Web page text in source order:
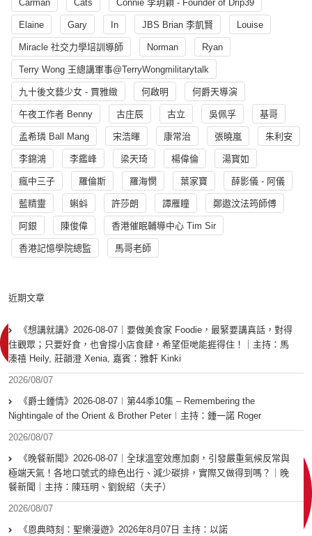
Carman Cats Connie 李玥穎 - Founder of Drip39
Elaine Gary In JBS Brian 李凱賢 Louise
Miracle 社交力學培訓導師 Norman Ryan
Terry Wong 王總講軍事@TerryWongmilitarytalk
九十後文藝少女 - 賈雅緻 何啟明 何爵天導演
午夜工作者 Benny 古庄辰 古立 吳佩孚 基哥
孟希璘 Ball Mang 宋浩暉 康常治 張曉嵐 朱利安
李錦鴻 李鑑峰 梁天琦 楊偉倫 湯寳如
瘋中三子 羅倫斯 羅海憫 葉家寶 薛影儀 - 阿儀
藍精靈 蝌蚪 許莎朗 譚雁瞳 鄭遨汶法筠師傅
阿銀 陳俊偉 香港催眠輔導中心 Tim Sir
香港記憶學院總監 馬哥老師
近期文章
《想講就講》2026-08-07｜要做美食家 Foodie，最緊要講真話，對得
住觀眾；只要好食，也會撐小店食肆，希望佢哋能捱得住！｜主持：馬
溱禧 Heily, 莊韻澄 Xenia, 嘉賓：雅軒 Kinki
2026/08/07
《爵士鍾情》2026-08-07︱第44季10集 – Remembering the
Nightingale of the Orient & Brother Peter︱主持：鍾一諾 Roger
2026/08/07
《晚餐新聞》2026-08-07｜全球溫室效應加劇，引發嚴重氣候反常與
極端天氣！各地口號式的綠色出行、減少碳排，實際又做得到嗎？｜晚
餐新聞｜主持：陳珏明、劉銳紹（夫子）
2026/08/07
《恩典時刻：聖樂漫遊》2026年8月07日 主持：以諾